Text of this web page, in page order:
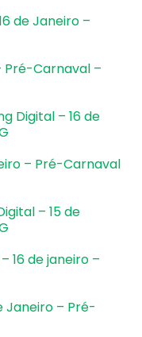
de Janeiro –
Pré-Carnaval –
Digital – 16 de
– Pré-Carnaval
– 15 de
16 de janeiro –
Janeiro – Pré-